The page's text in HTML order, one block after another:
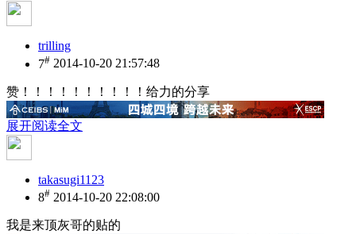
trilling
7# 2014-10-20 21:57:48
赞！！！！！！！！！！给力的分享
展开阅读全文
takasugi1123
8# 2014-10-20 22:08:00
我是来顶灰哥的贴的